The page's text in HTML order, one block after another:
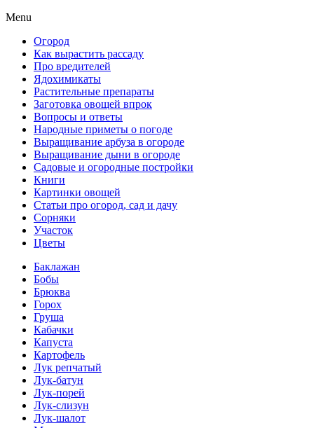
Menu
Огород
Как вырастить рассаду
Про вредителей
Ядохимикаты
Растительные препараты
Заготовка овощей впрок
Вопросы и ответы
Народные приметы о погоде
Выращивание арбуза в огороде
Выращивание дыни в огороде
Садовые и огородные постройки
Книги
Картинки овощей
Статьи про огород, сад и дачу
Сорняки
Участок
Цветы
Баклажан
Бобы
Брюква
Горох
Груша
Кабачки
Капуста
Картофель
Лук репчатый
Лук-батун
Лук-порей
Лук-слизун
Лук-шалот